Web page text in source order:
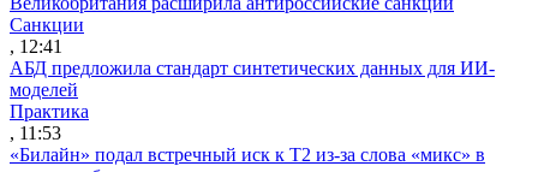
Санкции
, 12:41
АБД предложила стандарт синтетических данных для ИИ-
моделей
Практика
, 11:53
«Билайн» подал встречный иск к Т2 из-за слова «микс» в